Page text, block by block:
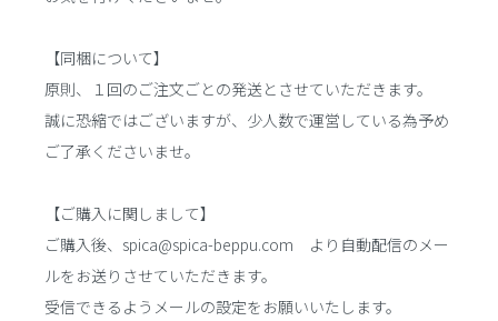
【同梱について】
原則、１回のご注文ごとの発送とさせていただきます。
誠に恐縮ではございますが、少人数で運営している為予め
ご了承くださいませ。
【ご購入に関しまして】
ご購入後、spica@spica-beppu.com より自動配信のメー
ルをお送りさせていただきます。
受信できるようメールの設定をお願いいたします。